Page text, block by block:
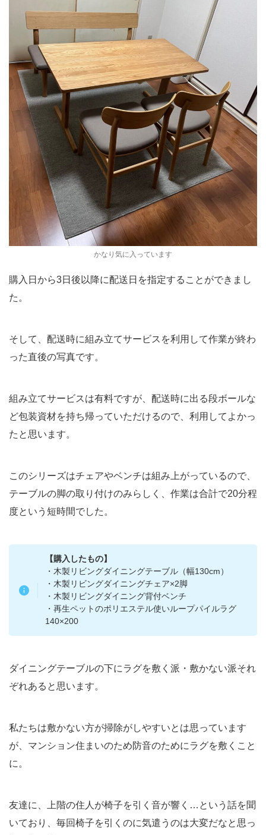
かなり気に入っています
購入日から3日後以降に配送日を指定することができまし
た。
そして、配送時に組み立てサービスを利用して作業が終わ
った直後の写真です。
組み立てサービスは有料ですが、配送時に出る段ボールな
ど包装資材を持ち帰っていただけるので、利用してよかっ
たと思います。
このシリーズはチェアやベンチは組み上がっているので、
テーブルの脚の取り付けのみらしく、作業は合計で20分程
度という短時間でした。
【購入したもの】
・木製リビングダイニングテーブル（幅130cm）
・木製リビングダイニングチェア×2脚
・木製リビングダイニング背付ベンチ
・再生ペットのポリエステル使いループパイルラグ
140×200
ダイニングテーブルの下にラグを敷く派・敷かない派それ
ぞれあると思います。
私たちは敷かない方が掃除がしやすいとは思っています
が、マンション住まいのため防音のためにラグを敷くこと
に。
友達に、上階の住人が椅子を引く音が響く…という話を聞
いており、毎回椅子を引くのに気遣うのは大変だなと思っ